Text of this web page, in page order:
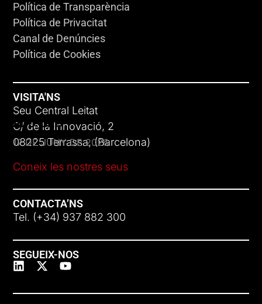
ADC-CRC
17 DE JUNY DE 2026
Política de Transparència
Política de Privacitat
Canal de Denúncies
Política de Cookies
VISITA'NS
Seu Central Leitat
C/ de la Innovació, 2
08225 Terrassa, (Barcelona)
Coneix les nostres seus
CONTACTA’NS
Tel. (+34) 937 882 300
SEGUEIX-NOS